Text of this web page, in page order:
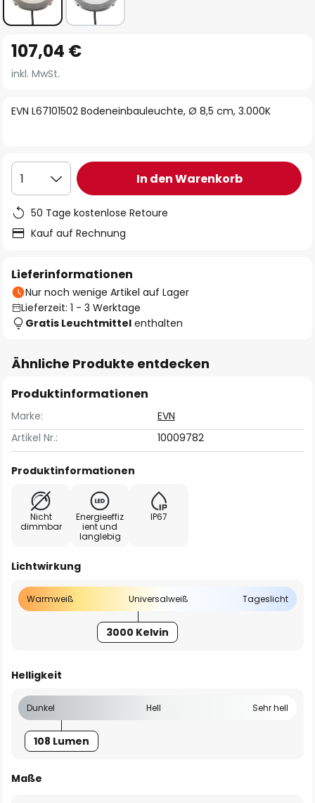
Anfang
der
springen
EVN L67101502 Bodeneinbauleuchte, Ø 8,5 cm, 3.000K
107,04 €
inkl. MwSt.
1 In den Warenkorb
50 Tage kostenlose Retoure
Kauf auf Rechnung
Lieferinformationen
Nur noch wenige Artikel auf Lager
Lieferzeit: 1 - 3 Werktage
Gratis Leuchtmittel enthalten
Ähnliche Produkte entdecken
Produktinformationen
Marke:
EVN
Artikel Nr.:
10009782
Produktinformationen
Nicht
dimmbar
Energieeffiz
ient und
langlebig
IP67
Lichtwirkung
Warmweiß Universalweiß Tageslicht
3000 Kelvin
Helligkeit
Dunkel Hell Sehr hell
108 Lumen
Maße